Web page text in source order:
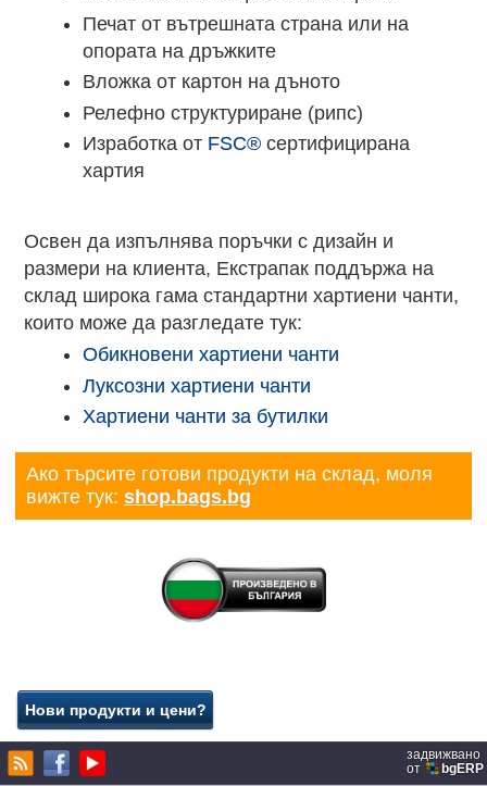
Печат от вътрешната страна или на
опората на дръжките
Вложка от картон на дъното
Релефно структуриране (рипс)
Изработка от FSC®сертифицирана
хартия
Освен да изпълнява поръчки с дизайн и
размери на клиента, Екстрапак поддържа на
склад широка гама стандартни хартиени чанти,
които може да разгледате тук:
Обикновени хартиени чанти
Луксозни хартиени чанти
Хартиени чанти за бутилки
Ако търсите готови продукти на склад, моля
вижте тук: shop.bags.bg
задвижвано
от
bgERP